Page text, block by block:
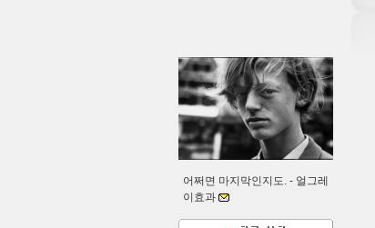
어쩌면 마지막인지도. - 얼그레
이효과